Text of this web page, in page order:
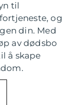
til
og
din. Med
av dødsbo
å skape